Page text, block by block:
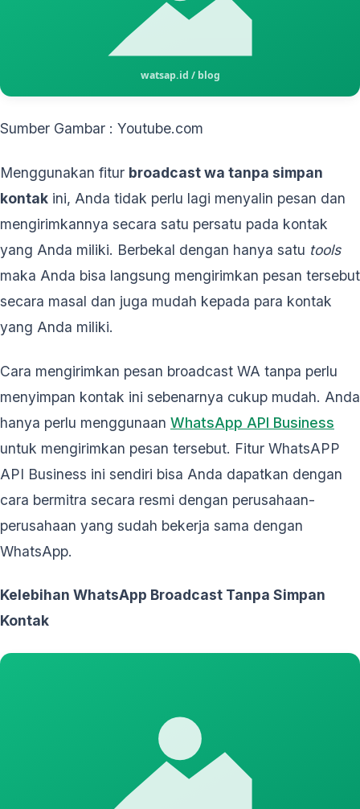
Sumber Gambar : Youtube.com
Menggunakan fitur broadcast wa tanpa simpan
kontak ini, Anda tidak perlu lagi menyalin pesan dan
mengirimkannya secara satu persatu pada kontak
yang Anda miliki. Berbekal dengan hanya satu tools
maka Anda bisa langsung mengirimkan pesan tersebut
secara masal dan juga mudah kepada para kontak
yang Anda miliki.
Cara mengirimkan pesan broadcast WA tanpa perlu
menyimpan kontak ini sebenarnya cukup mudah. Anda
hanya perlu menggunaan WhatsApp API Business
untuk mengirimkan pesan tersebut. Fitur WhatsAPP
API Business ini sendiri bisa Anda dapatkan dengan
cara bermitra secara resmi dengan perusahaan-
perusahaan yang sudah bekerja sama dengan
WhatsApp.
Kelebihan WhatsApp Broadcast Tanpa Simpan
Kontak